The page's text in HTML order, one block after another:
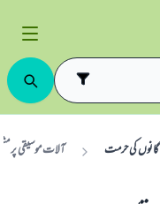
گانوں کی حرمت آلات موسيقى پر